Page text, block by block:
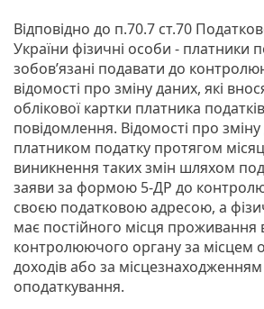
Відповідно до п.70.7 ст.70
України фізичні особи - платники
зобов’язані подавати до
відомості про зміну даних, які
облікової картки платника
повідомлення. Відомості про
платником податку протягом
виникнення таких змін шляхом
заяви за формою 5-ДР до
своєю податковою адресою, а
має постійного місця проживання
контролюючого органу за місцем
доходів або за місцезнаходженням
оподаткування.